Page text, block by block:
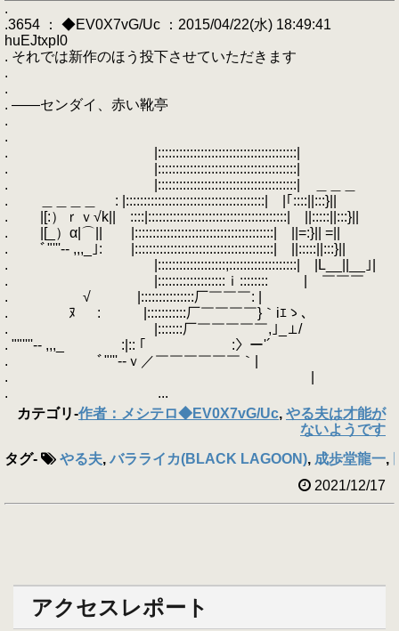
.
.3654 ： ◆EV0X7vG/Uc ：2015/04/22(水) 18:49:41
huEJtxpI0
. それでは新作のほう投下させていただきます
.
.
. ――センダイ、赤い靴亭
.
.
. |:::::::::::::::::::::::::::::::::::::::|
. |:::::::::::::::::::::::::::::::::::::::|
. |:::::::::::::::::::::::::::::::::::::::| ＿＿＿
. ＿＿＿＿ : |:::::::::::::::::::::::::::::::::::::::| |｢::::||:::}||
. |[:）ｒｖ√k|| ::::|:::::::::::::::::::::::::::::::::::::::| ||:::::||:::}||
. |[_）α|⌒|| |:::::::::::::::::::::::::::::::::::::::| ||=:}|| =||
. ﾞ"'''‐- ,,,_｣: |:::::::::::::::::::::::::::::::::::::::| ||:::::||:::}||
. |:::::::::::::::::::;:::::::::::::::::::| |L__||__｣|
. |:::::::::::::::::::ｉ:::::::: | ￣￣￣
. √ゝ |:::::::::::::::厂￣￣￣: |
. ﾇ : |:::::::::::厂￣￣￣￣}｀iｴゝ、
. |:::::::厂￣￣￣￣￣,｣_⊥/
. ""''''‐- ,,,_ :|:: ｢￣￣￣￣￣￣:〉ー'´
. ﾞ"'''‐-ｖ／￣￣￣￣￣￣｀|
. |
. ...
カテゴリ-作者：メシテロ◆EV0X7vG/Uc, やる夫は才能が
ないようです
タグ- やる夫, バラライカ(BLACK LAGOON), 成歩堂龍一,
2021/12/17
アクセスレポート